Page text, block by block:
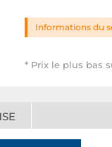
* Prix le plus bas
Informations du